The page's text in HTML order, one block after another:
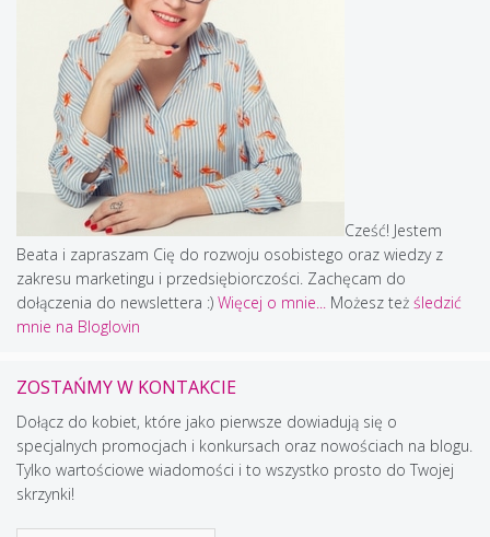
Cześć! Jestem
Beata i zapraszam Cię do rozwoju osobistego oraz wiedzy z
zakresu marketingu i przedsiębiorczości. Zachęcam do
dołączenia do newslettera :) Więcej o mnie... Możesz też śledzić
mnie na Bloglovin
ZOSTAŃMY W KONTAKCIE
Dołącz do kobiet, które jako pierwsze dowiadują się o
specjalnych promocjach i konkursach oraz nowościach na blogu.
Tylko wartościowe wiadomości i to wszystko prosto do Twojej
skrzynki!